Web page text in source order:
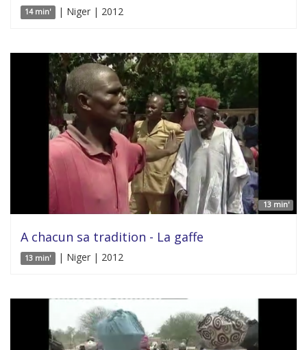
14 min' | Niger | 2012
13 min'
A chacun sa tradition - La gaffe
13 min' | Niger | 2012